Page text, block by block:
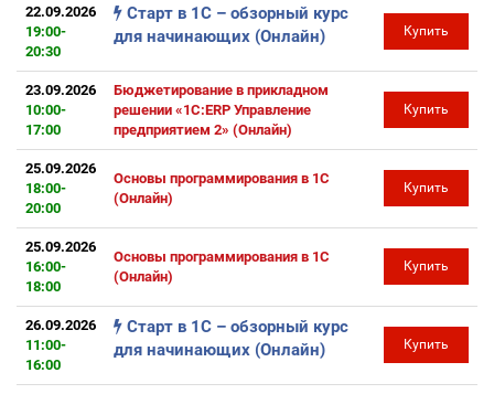
22.09.2026
19:00-
20:30
Старт в 1С – обзорный курс
для начинающих (Онлайн)
Купить
23.09.2026
10:00-
17:00
Бюджетирование в прикладном
решении «1С:ERP Управление
предприятием 2» (Онлайн)
Купить
25.09.2026
18:00-
20:00
Основы программирования в 1С
(Онлайн)
Купить
25.09.2026
16:00-
18:00
Основы программирования в 1С
(Онлайн)
Купить
26.09.2026
11:00-
16:00
Старт в 1С – обзорный курс
для начинающих (Онлайн)
Купить